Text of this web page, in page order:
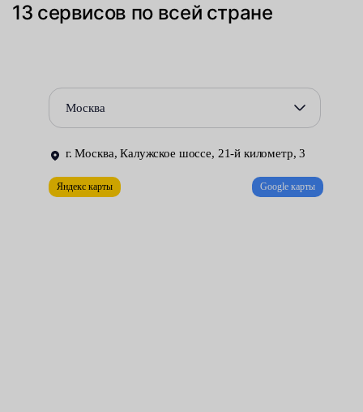
наполнитель — устойчив к высоким температурам, чаще
направлены на снижение эксплуатационных и ремонтных
расходов без ухудшения характеристик машины.
центра — получают возможность за сравнительно низкую
цену, выполнить весь комплекс работ по замене катализатора.
13 сервисов по всей стране
Москва
г. Москва, Калужское шоссе, 21-й километр, 3
Яндекс карты Google карты